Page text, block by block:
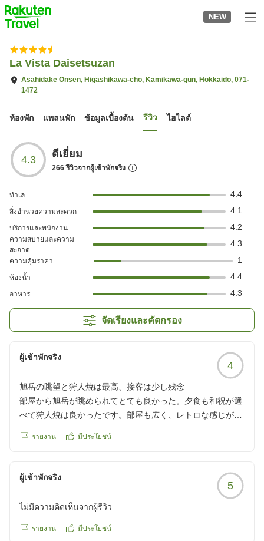
to
top
page
NEW
La Vista Daisetsuzan
Asahidake Onsen, Higashikawa-cho, Kamikawa-gun, Hokkaido, 071-
1472
ห้องพัก แพลนพัก ข้อมูลเบื้องต้น รีวิว ไฮไลต์
4.3 ดีเยี่ยม
266รีวิวจากผู้เข้าพักจริง
ทำเล 4.4
สิ่งอำนวยความสะดวก 4.1
บริการและพนักงาน 4.2
ความสบายและความ
สะอาด
4.3
ความคุ้มราคา 1
ห้องน้ำ 4.4
อาหาร 4.3
จัดเรียงและคัดกรอง
ผู้เข้าพักจริง
4
旭岳の眺望と狩人焼は最高、接客は少し残念
部屋から旭岳が眺められてとても良かった。夕食も和祝が選
べて狩人焼は良かったです。部屋も広く、レトロな感じが落
補聴器を総直しているのですが、夕食の時対のスタッフが皆
されているとスタッフの方の表情が読み取れないので距離感
を感じました。それぞれ個人の事情もあるかと思いますがそ
の点だけが残念でした。
クチコミの詳細はこちらから
https://review.travel.rakuten.co.jp/hotel/voice/66785?
รายงาน มีประโยชน์
ผู้เข้าพักจริง
5
ไม่มีความคิดเห็นจากผู้รีวิว
รายงาน มีประโยชน์